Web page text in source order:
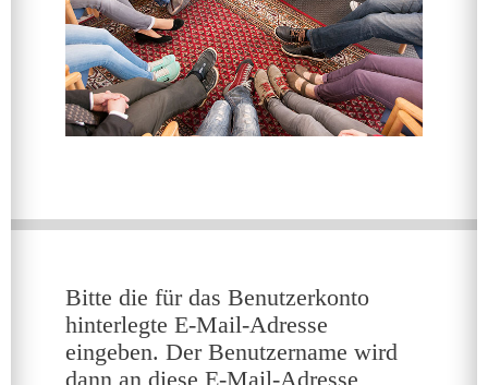
Bitte die für das Benutzerkonto
hinterlegte E-Mail-Adresse
eingeben. Der Benutzername wird